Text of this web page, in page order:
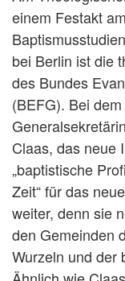
einem Festakt
bei Berlin ist die
des Bundes
(BEFG). Bei
Claas, das neue
„baptistische
Zeit“ für das
weiter, denn sie
den Gemeinden
Wurzeln und der